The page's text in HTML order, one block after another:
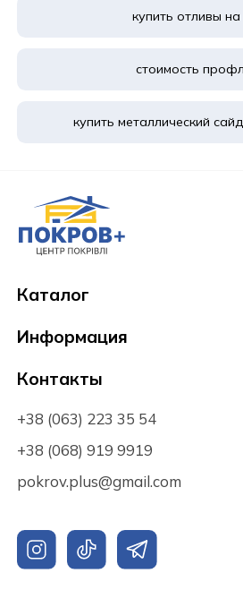
купить отливы
стоимость
купить металлический
Каталог
Информация
Контакты
+38 (063) 223 35 54
+38 (068) 919 9919
pokrov.plus@gmail.com